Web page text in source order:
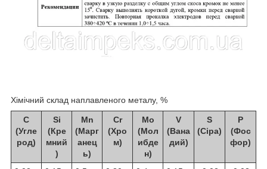
Хімічний склад наплавленого металу, %
C
(Угле
род)
Si
(Кре
мний
)
Mn
(Марг
анец
ь)
Cr
(Хро
м)
Mo
(Мол
ибде
н)
V
(Вана
дий)
S
(Сіра)
P
(Фос
фор)